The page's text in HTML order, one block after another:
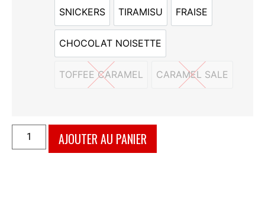
SNICKERS
SNICKERS
TIRAMISU
TIRAMISU
FRAISE
FRAISE
CHOCOLAT NOISETTE
CHOCOLAT NOISETTE
TOFFEE CARAMEL
TOFFEE CARAMEL
CARAMEL SALE
CARAMEL SALE
AJOUTER AU PANIER